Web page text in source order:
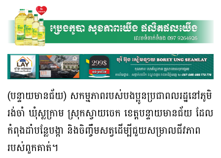
(បន្ទាយមានជ័យ) សកម្មភាពរបស់បងប្អូនប្រជាពលរដ្ឋនៅភូមិ
រង់ចាំ ឃុំស្លក្រាម ស្រុកស្វាយចេក ខេត្តបន្ទាយមានជ័យ ដែល
កំពុងដាំបន្លែបង្កា និងចិញ្ចឹមសត្វដើម្បីជួយសម្រាលជីវភាព
របស់ពួកគាត់។